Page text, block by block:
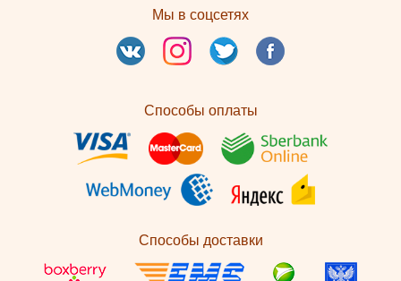
Мы в соцсетях
Способы оплаты
Способы доставки